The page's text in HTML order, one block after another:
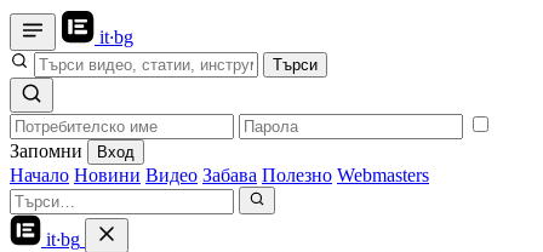
it·bg
Търси
Запомни Вход
Начало Новини Видео Забава Полезно Webmasters
it·bg